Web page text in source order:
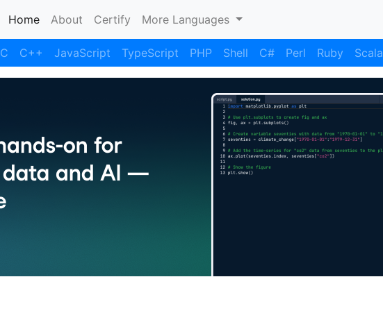
Home(current)
About Certify More Languages
C C++ JavaScript TypeScript PHP Shell C# Perl Ruby Scala